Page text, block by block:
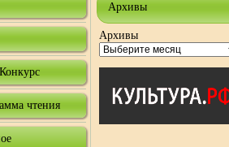
чтения
Архивы
Архивы